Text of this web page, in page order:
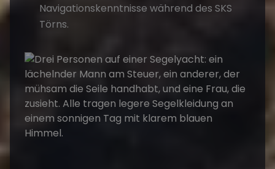
Navigationskenntnisse während des SKS
Törns.